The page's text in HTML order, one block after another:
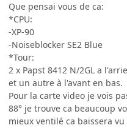
Que pensai vous de ca:
*CPU:
-XP-90
-Noiseblocker SE2 Blue
*Tour:
2 x Papst 8412 N/2GL a
et un autre à l'avant en bas.
Pour la carte video je vois
88° je trouve ca beaucoup
mieux ventilé ca baissera